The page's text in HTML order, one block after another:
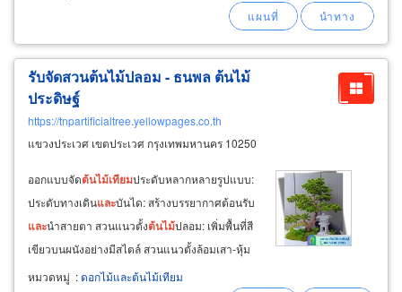
แบบไม้ดอก แบบ
ปลอมพร้อมกระถาง เช่น ไทรใบสักปลอม
รับจัดสวนต้นไม้ปลอม - ธนพล ต้นไม้
ประดิษฐ์
https://tnpartificialtree.yellowpages.co.th
แขวงประเวศ เขตประเวศ กรุงเทพมหานคร 10250
ออกแบบจัดต้นไม้เทียมประดับหลากหลายรูปแบบ:
ประดับทางเดินและบันได: สร้างบรรยากาศต้อนรับ
และนำสายตา สวนแนวตั้งต้นไม้ปลอม: เพิ่มพื้นที่สี
เขียวบนผนังอย่างมีสไตล์ สวนแนวตั้งล้อมเสา-หุ้ม
เสา: เปลี่ยนเสาธรรมดาให้เป็นจุดเด่น ด้วยการ
หมวดหมู่ :ดอกไม้และต้นไม้เทียม